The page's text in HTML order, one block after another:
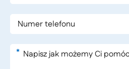
*